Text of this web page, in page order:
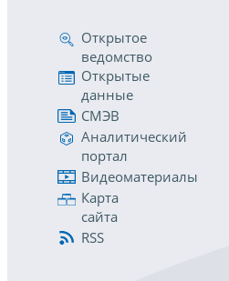
Открытое
ведомство
Открытые
данные
СМЭВ
Аналитический
портал
Видеоматериалы
Карта
сайта
RSS